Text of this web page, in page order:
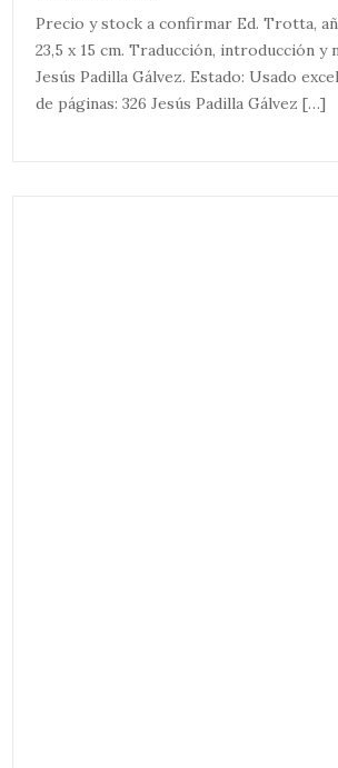
Precio y stock a confirmar Ed. Trotta,
23,5 x 15 cm. Traducción, introducción y
Jesús Padilla Gálvez. Estado: Usado
de páginas: 326 Jesús Padilla Gálvez […]